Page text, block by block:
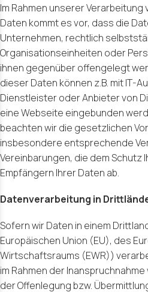
Im Rahmen unserer
Daten kommt es vor, dass die
Unternehmen, rechtlich
Organisationseinheiten oder
ihnen gegenüber offengelegt
dieser Daten können z.B. mit IT-
Dienstleister oder Anbieter von
eine Webseite eingebunden
beachten wir die gesetzlichen
insbesondere entsprechende
Vereinbarungen, die dem Schutz
Empfängern Ihrer Daten ab.
Datenverarbeitung in
Sofern wir Daten in einem
Europäischen Union (EU), des
Wirtschaftsraums (EWR))
im Rahmen der
der Offenlegung bzw.